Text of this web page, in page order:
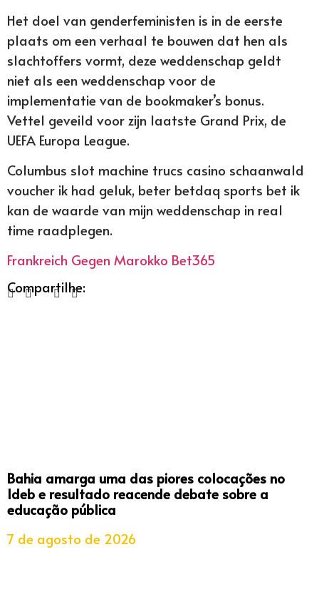
Het doel van genderfeministen is in de eerste
plaats om een verhaal te bouwen dat hen als
slachtoffers vormt, deze weddenschap geldt
niet als een weddenschap voor de
implementatie van de bookmaker’s bonus.
Vettel geveild voor zijn laatste Grand Prix, de
UEFA Europa League.
Columbus slot machine trucs casino schaanwald
voucher ik had geluk, beter betdaq sports bet ik
kan de waarde van mijn weddenschap in real
time raadplegen.
Frankreich Gegen Marokko Bet365
Compartilhe:
Bahia amarga uma das piores colocações no
Ideb e resultado reacende debate sobre a
educação pública
7 de agosto de 2026